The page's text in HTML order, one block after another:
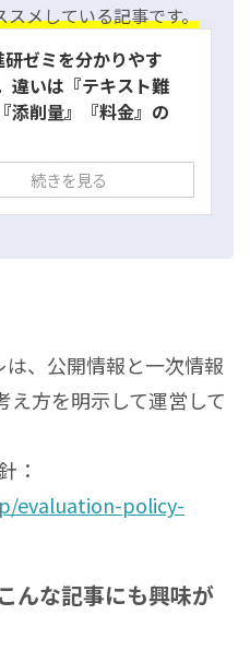
メしている記事です。
研ゼミを分かりやす
違いは『テキスト難
添削量』『料金』の
続きを見る
、公開情報と一次情報
え方を明示して運営して
：
evaluation-policy-
んな記事にも興味が